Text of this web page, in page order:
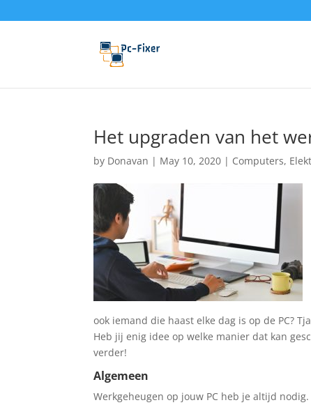
Het upgraden van het
by Donavan | May 10, 2020 | Computers,
ook iemand die haast elke dag is op de PC?
Heb jij enig idee op welke manier dat kan
verder!
Algemeen
Werkgeheugen op jouw PC heb je altijd